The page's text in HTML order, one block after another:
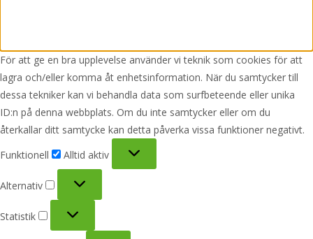
För att ge en bra upplevelse använder vi teknik som cookies för att
lagra och/eller komma åt enhetsinformation. När du samtycker till
dessa tekniker kan vi behandla data som surfbeteende eller unika
ID:n på denna webbplats. Om du inte samtycker eller om du
återkallar ditt samtycke kan detta påverka vissa funktioner negativt.
Funktionell
Alltid aktiv
Alternativ
Statistik